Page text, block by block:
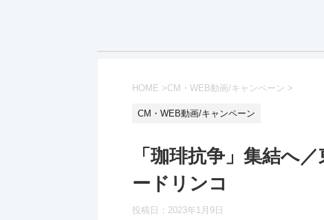
HOME >CM・WEB動画/キャンペーン >
CM・WEB動画/キャンペーン
「珈琲抗争」集結へ
ードリンコ
投稿日：2023年1月9日